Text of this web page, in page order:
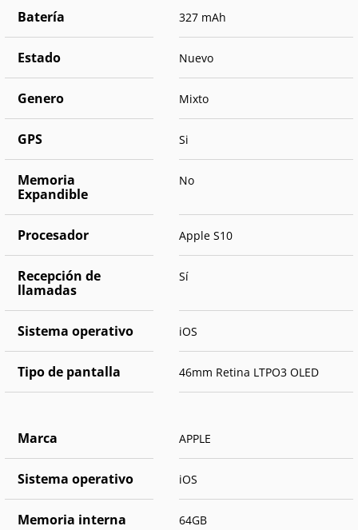
Batería 327 mAh
Estado Nuevo
Genero Mixto
GPS Si
Memoria
Expandible
No
Procesador Apple S10
Recepción de
llamadas
Sí
Sistema operativo iOS
Tipo de pantalla 46mm Retina LTPO3 OLED
Marca APPLE
Sistema operativo iOS
Memoria interna 64GB